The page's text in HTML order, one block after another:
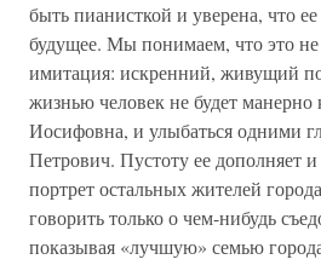
быть пианисткой и уверена, что
будущее. Мы понимаем, что это не
имитация: искренний, живущий
жизнью человек не будет манерно
Иосифовна, и улыбаться одними
Петрович. Пустоту ее дополняет
портрет остальных жителей
говорить только о чем-нибудь
показывая «лучшую» семью